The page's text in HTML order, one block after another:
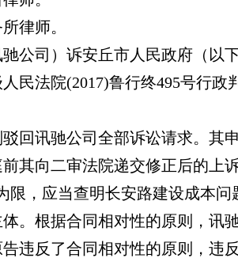
律师。
公司）诉安丘市人民政府（以
民法院(2017)鲁行终495号行政
回讯驰公司全部诉讼请求。其
其向二审法院递交修正后的上
限，应当查明长安路建设成本
。根据合同相对性的原则，讯
违反了合同相对性的原则，违